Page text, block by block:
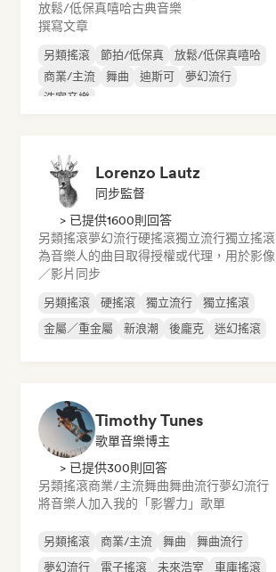
放鬆/低保真嘻哈古典音樂
撰寫文章
另類搖滾 節拍/低保真
放鬆/低保真嘻哈
商業/主流
舞曲 迪斯可
夢幻流行
浩室音樂
Lorenzo Lautz
同步監督
> 已提供1600則回答
另類搖滾夢幻流行硬搖滾獨立流行獨立搖滾
為音樂人的曲目取得授權或代理，用於影像
／影片同步
另類搖滾 硬搖滾 獨立流行
獨立搖滾
金屬／重金屬
新浪潮 後龐克 迷幻搖滾
Timothy Tunes
歌單音樂博主
> 已提供300則回答
另類搖滾商業/主流舞曲舞曲流行夢幻流行
將音樂人加入我的「影響力」歌單
另類搖滾 商業/主流 舞曲
舞曲流行
夢幻流行
電子搖滾 未來浩室 車庫搖滾